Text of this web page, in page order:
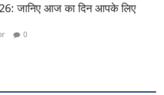
जानिए आज का दिन आपके लिए
0